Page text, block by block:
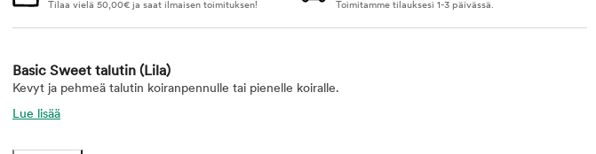
Tilaa vielä 50,00€ ja saat ilmaisen toimituksen! Toimitamme tilauksesi 1-3 päivässä.
Basic Sweet talutin (Lila)
Kevyt ja pehmeä talutin koiranpennulle tai pienelle koiralle.
Lue lisää